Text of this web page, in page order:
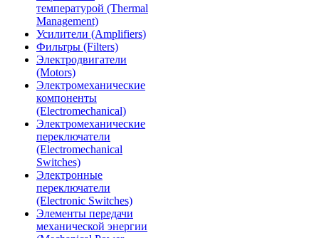
температурой (Thermal
Management)
Усилители (Amplifiers)
Фильтры (Filters)
Электродвигатели
(Motors)
Электромеханические
компоненты
(Electromechanical)
Электромеханические
переключатели
(Electromechanical
Switches)
Электронные
переключатели
(Electronic Switches)
Элементы передачи
механической энергии